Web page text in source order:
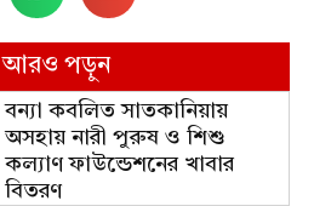
আরও পড়ুন
বন্যা কবলিত সাতকানিয়ায়
অসহায় নারী পুরুষ ও শিশু
কল্যাণ ফাউন্ডেশনের খাবার
বিতরণ